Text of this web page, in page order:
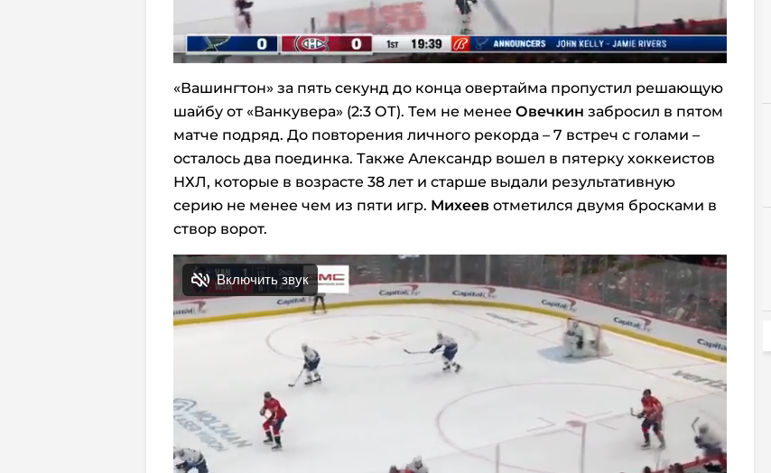
«Вашингтон» за пять секунд до конца овертайма пропустил решающую
шайбу от «Ванкувера» (2:3 ОТ). Тем не менее Овечкин забросил в пятом
матче подряд. До повторения личного рекорда – 7 встреч с голами –
осталось два поединка. Также Александр вошел в пятерку хоккеистов
НХЛ, которые в возрасте 38 лет и старше выдали результативную
серию не менее чем из пяти игр. Михеев отметился двумя бросками в
створ ворот.